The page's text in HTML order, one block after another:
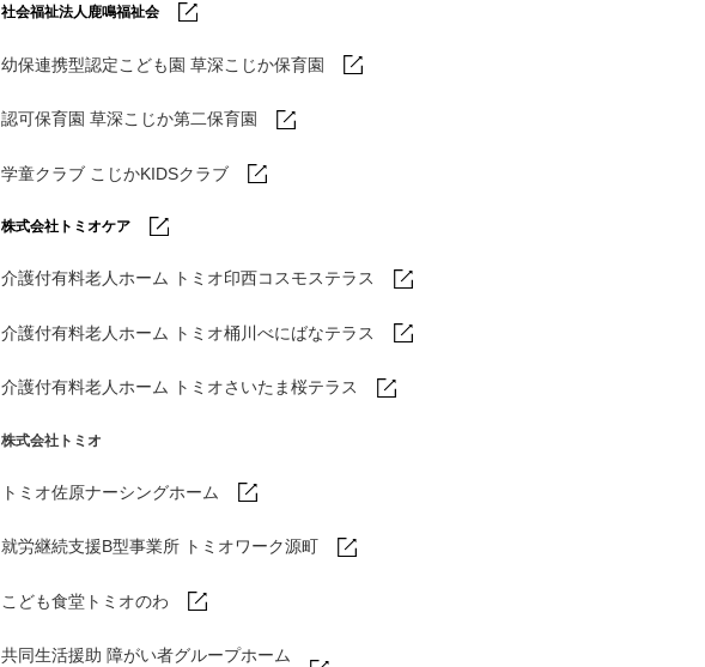
社会福祉法人鹿鳴福祉会
幼保連携型認定こども園 草深こじか保育園
認可保育園 草深こじか第二保育園
学童クラブ こじかKIDSクラブ
株式会社トミオケア
介護付有料老人ホーム トミオ印西コスモステラス
介護付有料老人ホーム トミオ桶川べにばなテラス
介護付有料老人ホーム トミオさいたま桜テラス
株式会社トミオ
トミオ佐原ナーシングホーム
就労継続支援B型事業所 トミオワーク源町
こども食堂トミオのわ
共同生活援助 障がい者グループホーム